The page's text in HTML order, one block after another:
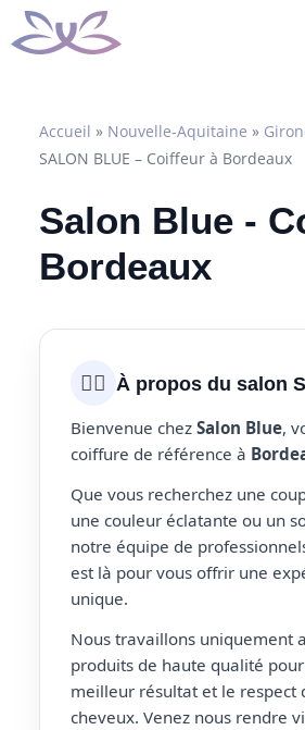
Aller
au
Accueil » Nouvelle-Aquitaine »
SALON BLUE – Coiffeur à Bordeaux
Salon Blue -
Bordeaux
💇‍♀️ À propos du salon
Bienvenue chez Salon Blue,
coiffure de référence à
Que vous recherchez une
une couleur éclatante ou un
notre équipe de
est là pour vous offrir une
unique.
Nous travaillons uniquement
produits de haute qualité
meilleur résultat et le respect
cheveux. Venez nous rendre